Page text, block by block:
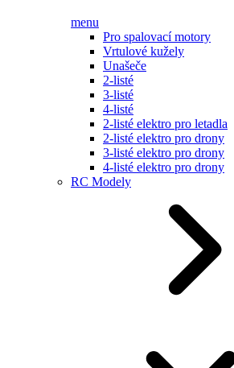
menu
Pro spalovací motory
Vrtulové kužely
Unašeče
2-listé
3-listé
4-listé
2-listé elektro pro letadla
2-listé elektro pro drony
3-listé elektro pro drony
4-listé elektro pro drony
RC Modely